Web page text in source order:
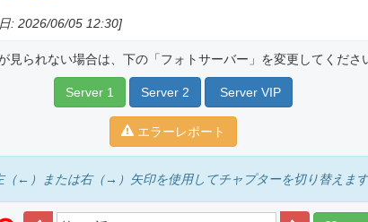
: 2026/06/05 12:30]
見られない場合は、下の「フォトサーバー」を変更してくださ
Server 1 Server 2 Server VIP
エラーレポート
（←）または右（→）矢印を使用してチャプターを切り替えます